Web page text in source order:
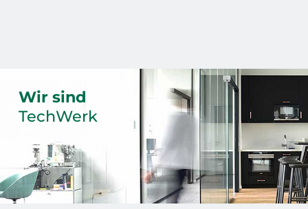
Wir sind
TechWerk